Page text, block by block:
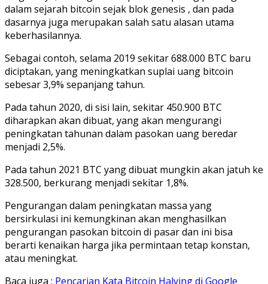
dalam sejarah bitcoin sejak blok genesis , dan pada
dasarnya juga merupakan salah satu alasan utama
keberhasilannya.
Sebagai contoh, selama 2019 sekitar 688.000 BTC baru
diciptakan, yang meningkatkan suplai uang bitcoin
sebesar 3,9% sepanjang tahun.
Pada tahun 2020, di sisi lain, sekitar 450.900 BTC
diharapkan akan dibuat, yang akan mengurangi
peningkatan tahunan dalam pasokan uang beredar
menjadi 2,5%.
Pada tahun 2021 BTC yang dibuat mungkin akan jatuh ke
328.500, berkurang menjadi sekitar 1,8%.
Pengurangan dalam peningkatan massa yang
bersirkulasi ini kemungkinan akan menghasilkan
pengurangan pasokan bitcoin di pasar dan ini bisa
berarti kenaikan harga jika permintaan tetap konstan,
atau meningkat.
Baca juga : Pencarian Kata Bitcoin Halving di Google